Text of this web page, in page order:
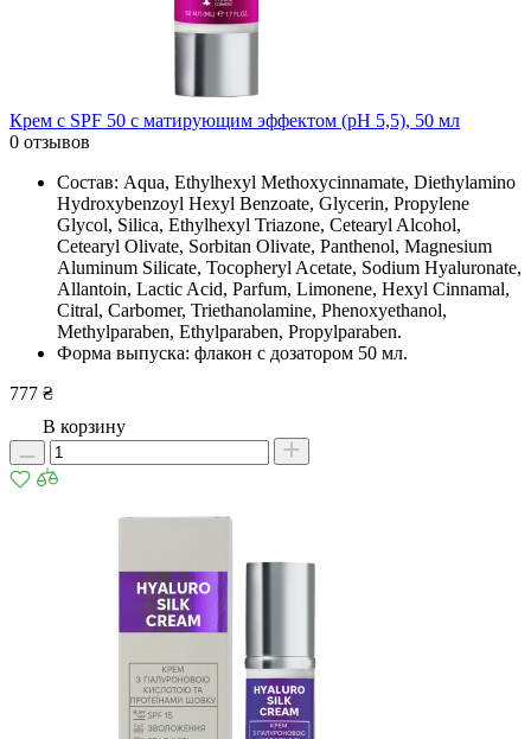
Крем с SPF 50 с матирующим эффектом (рН 5,5), 50 мл
0 отзывов
Состав: Aqua, Ethylhexyl Methoxycinnamate, Diethylamino
Hydroxybenzoyl Hexyl Benzoate, Glycerin, Propylene
Glycol, Silica, Ethylhexyl Triazone, Cetearyl Alcohol,
Cetearyl Olivate, Sorbitan Olivate, Panthenol, Magnesium
Aluminum Silicate, Tocopheryl Acetate, Sodium Hyaluronate,
Allantoin, Lactic Acid, Parfum, Limonene, Hexyl Cinnamal,
Citral, Carbomer, Triethanolamine, Phenoxyethanol,
Methylparaben, Ethylparaben, Propylparaben.
Форма выпуска: флакон с дозатором 50 мл.
777 ₴
В корзину